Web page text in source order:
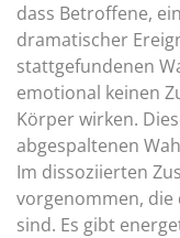
dass Betroffene,
dramatischer
stattgefundenen
emotional keinen
Körper wirken.
abgespaltenen
Im dissoziierten
vorgenommen,
sind. Es gibt